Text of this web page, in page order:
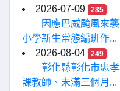
2026-07-09
285
因應巴威颱風來
小學新生常態編班作...
2026-08-04
249
彰化縣彰化市忠
課教師、未滿三個月...